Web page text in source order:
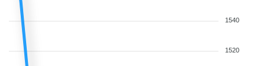
1540
1520